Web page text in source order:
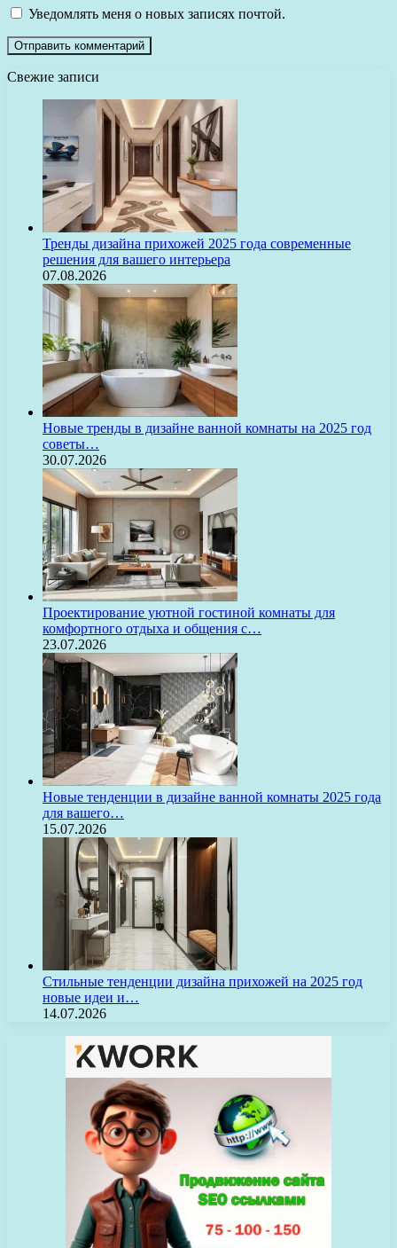
Уведомлять меня о новых записях почтой.
Свежие записи
Тренды дизайна прихожей 2025 года современные
решения для вашего интерьера
07.08.2026
Новые тренды в дизайне ванной комнаты на 2025 год
советы…
30.07.2026
Проектирование уютной гостиной комнаты для
комфортного отдыха и общения с…
23.07.2026
Новые тенденции в дизайне ванной комнаты 2025 года
для вашего…
15.07.2026
Стильные тенденции дизайна прихожей на 2025 год
новые идеи и…
14.07.2026